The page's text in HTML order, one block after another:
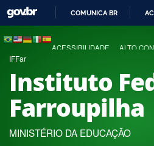
COMUNICA BR
ACESSIBILIDADE ALTO
IFFar
Instituto
Farroupilha
MINISTÉRIO DA EDUCAÇÃO